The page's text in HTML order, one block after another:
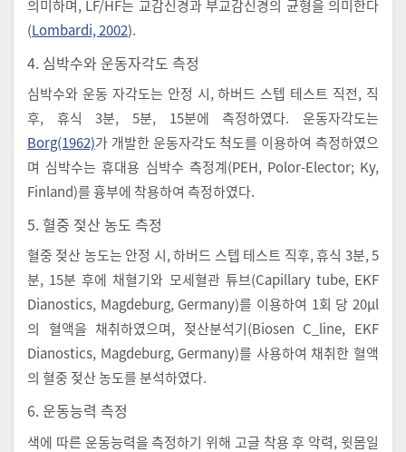
의미하며, LF/HF는 교감신경과 부교감신경의 균형을 의미한다
(Lombardi, 2002).
4. 심박수와 운동자각도 측정
심박수와 운동 자각도는 안정 시, 하버드 스텝 테스트 직전, 직
후, 휴식 3분, 5분, 15분에 측정하였다. 운동자각도는
Borg(1962)가 개발한 운동자각도 척도를 이용하여 측정하였으
며 심박수는 휴대용 심박수 측정계(PEH, Polor-Elector; Ky,
Finland)를 흉부에 착용하여 측정하였다.
5. 혈중 젖산 농도 측정
혈중 젖산 농도는 안정 시, 하버드 스텝 테스트 직후, 휴식 3분, 5
분, 15분 후에 채혈기와 모세혈관 튜브(Capillary tube, EKF
Dianostics, Magdeburg, Germany)를 이용하여 1회 당 20μl
의 혈액을 채취하였으며, 젖산분석기(Biosen C_line, EKF
Dianostics, Magdeburg, Germany)를 사용하여 채취한 혈액
의 혈중 젖산 농도를 분석하였다.
6. 운동능력 측정
색에 따른 운동능력을 측정하기 위해 고글 착용 후 악력, 윗몸일